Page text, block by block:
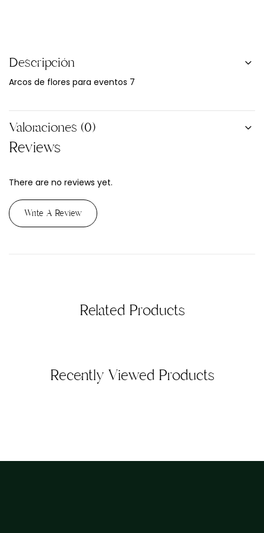
Descripción
Arcos de flores para eventos 7
Valoraciones (0)
Reviews
There are no reviews yet.
Write A Review
Related Products
Recently Viewed Products